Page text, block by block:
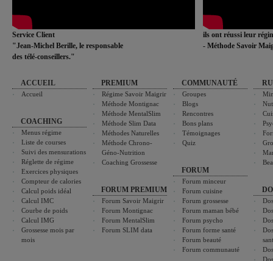
Service Client
"Jean-Michel Berille, le responsable
des télé-conseillers."
ils ont réussi leur
- Méthode Savoir
ACCUEIL
Accueil
COACHING
Menus régime
Liste de courses
Suivi des mensurations
Réglette de régime
Exercices physiques
Compteur de calories
Calcul poids idéal
Calcul IMC
Courbe de poids
Calcul IMG
Grossesse mois par
mois
PREMIUM
Régime Savoir Maigrir
Méthode Montignac
Méthode MentalSlim
Méthode Slim Data
Méthodes Naturelles
Méthode Chrono-
Géno-Nutrition
Coaching Grossesse
FORUM PREMIUM
Forum Savoir Maigrir
Forum Montignac
Forum MentalSlim
Forum SLIM data
COMMUNAUTÉ
Groupes
Blogs
Rencontres
Bons plans
Témoignages
Quiz
FORUM
Forum minceur
Forum cuisine
Forum grossesse
Forum maman bébé
Forum psycho
Forum forme santé
Forum beauté
Forum communauté